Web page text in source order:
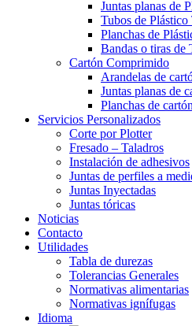
Juntas planas de
Tubos de Plástico
Planchas de
Bandas o tiras de
Cartón Comprimido
Arandelas de
Juntas planas de
Planchas de
Servicios Personalizados
Corte por Plotter
Fresado – Taladros
Instalación de adhesivos
Juntas de perfiles a
Juntas Inyectadas
Juntas tóricas
Noticias
Contacto
Utilidades
Tabla de durezas
Tolerancias Generales
Normativas alimentarias
Normativas ignífugas
Idioma